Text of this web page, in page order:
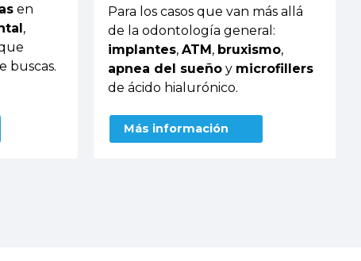
en
,
buscas.
Para los casos que van más allá
de la odontología general:
implantes,ATM , bruxismo,
apnea del sueño y microfillers
de ácido hialurónico.
Más información